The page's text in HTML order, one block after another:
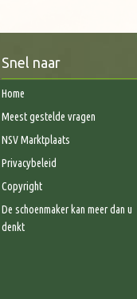
Snel naar
Home
Meest gestelde vragen
NSV Marktplaats
Privacybeleid
Copyright
De schoenmaker kan meer dan u
denkt